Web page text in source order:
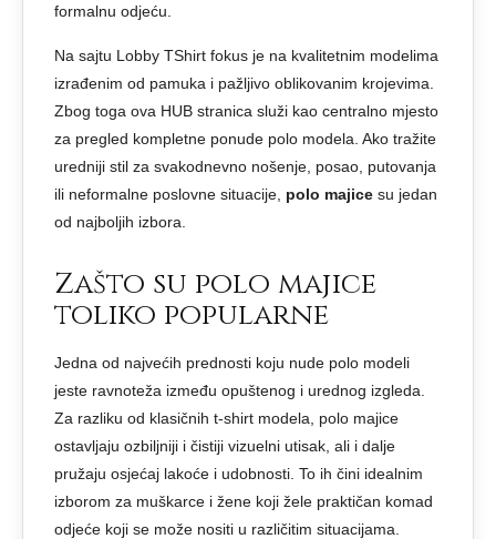
formalnu odjeću.
Na sajtu Lobby TShirt fokus je na kvalitetnim modelima
izrađenim od pamuka i pažljivo oblikovanim krojevima.
Zbog toga ova HUB stranica služi kao centralno mjesto
za pregled kompletne ponude polo modela. Ako tražite
uredniji stil za svakodnevno nošenje, posao, putovanja
ili neformalne poslovne situacije, polo majice su jedan
od najboljih izbora.
Zašto su polo majice
toliko popularne
Jedna od najvećih prednosti koju nude polo modeli
jeste ravnoteža između opuštenog i urednog izgleda.
Za razliku od klasičnih t-shirt modela, polo majice
ostavljaju ozbiljniji i čistiji vizuelni utisak, ali i dalje
pružaju osjećaj lakoće i udobnosti. To ih čini idealnim
izborom za muškarce i žene koji žele praktičan komad
odjeće koji se može nositi u različitim situacijama.